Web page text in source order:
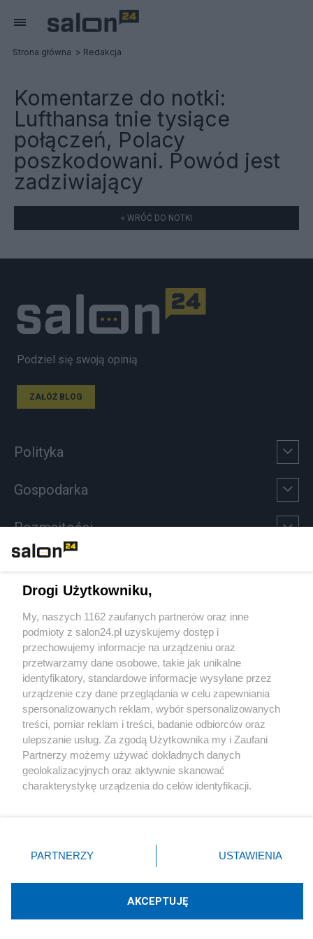
Strona główna Redakcja
Komentarze do notki:
Lufthansa tnie tysiące
połączeń, Polacy
poszkodowani. Powód jest
zadziwiający
« WRÓĆ DO NOTKI
Podziel się swoją opinią
ZAŁÓŻ BLOG
Polityka
Gospodarka
Rozmaitości
Sport
Społeczeństwo
Kultura
X Facebook Instagram Youtube
Technologię dostarcza:W3media.pl
Drogi Użytkowniku,
My, naszych 1162 zaufanych partnerów oraz inne
podmioty z salon24.pl uzyskujemy dostęp i
przechowujemy informacje na urządzeniu oraz
przetwarzamy dane osobowe, takie jak unikalne
identyfikatory, standardowe informacje wysyłane przez
urządzenie czy dane przeglądania w celu zapewniania
spersonalizowanych reklam, wybór spersonalizowanych
treści, pomiar reklam i treści, badanie odbiorców oraz
ulepszanie usług. Za zgodą Użytkownika my i Zaufani
Partnerzy możemy używać dokładnych danych
geolokalizacyjnych oraz aktywnie skanować
charakterystykę urządzenia do celów identyfikacji.
zmienić/wycofać klikając przycisk ustawień prywatności
znajdujący się w lewym dolnym rogu strony
rodzaje przetwarzania danych nie wymagają zgody
użytkownika, ale masz prawo sprzeciwić się takiemu
PARTNERZY USTAWIENIA
AKCEPTUJĘ